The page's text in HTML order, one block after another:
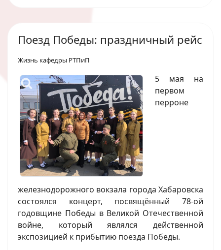
Поезд Победы: праздничный рейс
Жизнь кафедры РТПиП
5 мая на
первом
перроне
железнодорожного вокзала города Хабаровска
состоялся концерт, посвящённый 78-ой
годовщине Победы в Великой Отечественной
войне, который являлся действенной
экспозицией к прибытию поезда Победы.